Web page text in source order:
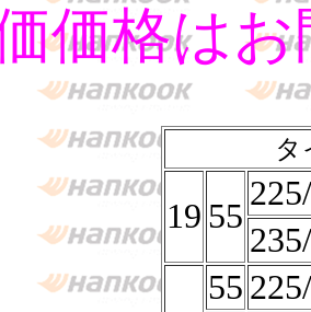
価格は
タ
19 55
55